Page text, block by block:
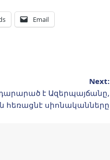
Email
Next:
է Ազերպայճանը,
հեռացնէ սիոնականները